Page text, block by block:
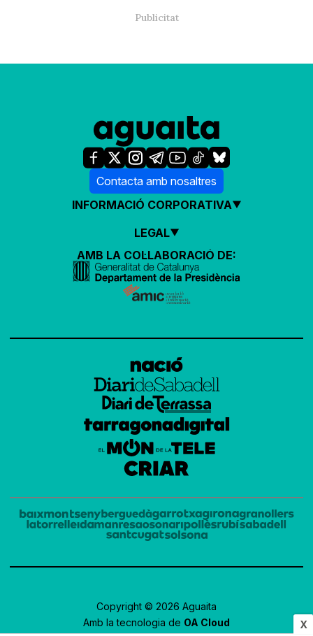
X
Contacta amb nosaltres
INFORMACIÓ CORPORATIVA
LEGAL
AMB LA COL·LABORACIÓ DE:
Copyright © 2026 Aguaita
Amb la tecnologia de OA Cloud